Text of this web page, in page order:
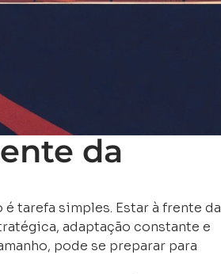
da
tarefa simples. Estar à frente da
adaptação constante e
pode se preparar para